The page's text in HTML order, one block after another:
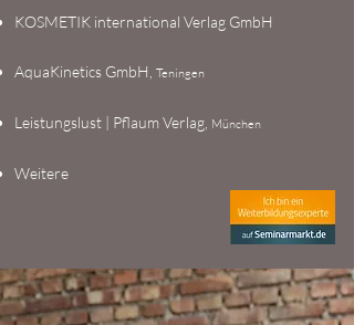
KOSMETIK international Verlag GmbH
AquaKinetics GmbH, Teningen
Leistungslust | Pflaum Verlag, München
Weitere